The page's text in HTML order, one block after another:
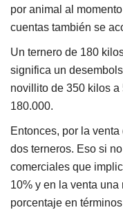
por animal al
cuentas también se
Un ternero de 180
significa un
novillito de 350 kilos
180.000.
Entonces, por la
dos terneros. Eso si
comerciales que
10% y en la venta
porcentaje en